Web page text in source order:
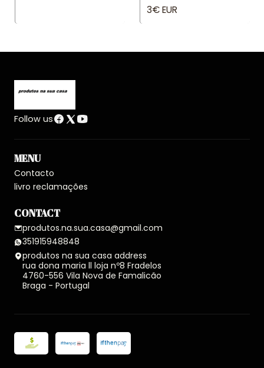
3€ EUR
Follow us
MENU
Contacto
livro reclamações
CONTACT
produtos.na.sua.casa@gmail.com
351915948848
produtos na sua casa address
rua dona maria ll loja nº8 Fradelos
4760-556 Vila Nova de Famalicão
Braga - Portugal